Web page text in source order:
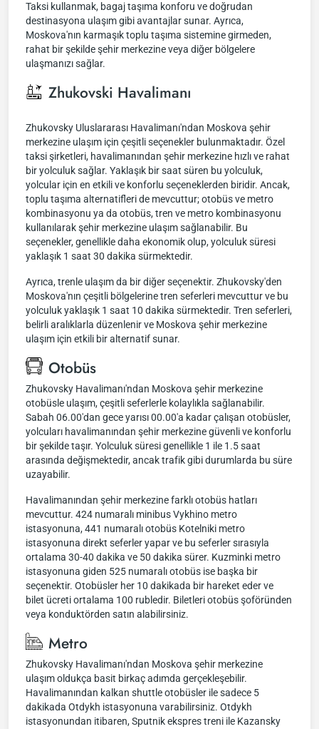
Taksi kullanmak, bagaj taşıma konforu ve doğrudan
destinasyona ulaşım gibi avantajlar sunar. Ayrıca,
Moskova'nın karmaşık toplu taşıma sistemine girmeden,
rahat bir şekilde şehir merkezine veya diğer bölgelere
ulaşmanızı sağlar.
Zhukovski Havalimanı
Zhukovsky Uluslararası Havalimanı'ndan Moskova şehir
merkezine ulaşım için çeşitli seçenekler bulunmaktadır. Özel
taksi şirketleri, havalimanından şehir merkezine hızlı ve rahat
bir yolculuk sağlar. Yaklaşık bir saat süren bu yolculuk,
yolcular için en etkili ve konforlu seçeneklerden biridir. Ancak,
toplu taşıma alternatifleri de mevcuttur; otobüs ve metro
kombinasyonu ya da otobüs, tren ve metro kombinasyonu
kullanılarak şehir merkezine ulaşım sağlanabilir. Bu
seçenekler, genellikle daha ekonomik olup, yolculuk süresi
yaklaşık 1 saat 30 dakika sürmektedir.
Ayrıca, trenle ulaşım da bir diğer seçenektir. Zhukovsky'den
Moskova'nın çeşitli bölgelerine tren seferleri mevcuttur ve bu
yolculuk yaklaşık 1 saat 10 dakika sürmektedir. Tren seferleri,
belirli aralıklarla düzenlenir ve Moskova şehir merkezine
ulaşım için etkili bir alternatif sunar.
Otobüs
Zhukovsky Havalimanı'ndan Moskova şehir merkezine
otobüsle ulaşım, çeşitli seferlerle kolaylıkla sağlanabilir.
Sabah 06.00'dan gece yarısı 00.00'a kadar çalışan otobüsler,
yolcuları havalimanından şehir merkezine güvenli ve konforlu
bir şekilde taşır. Yolculuk süresi genellikle 1 ile 1.5 saat
arasında değişmektedir, ancak trafik gibi durumlarda bu süre
uzayabilir.
Havalimanından şehir merkezine farklı otobüs hatları
mevcuttur. 424 numaralı minibus Vykhino metro
istasyonuna, 441 numaralı otobüs Kotelniki metro
istasyonuna direkt seferler yapar ve bu seferler sırasıyla
ortalama 30-40 dakika ve 50 dakika sürer. Kuzminki metro
istasyonuna giden 525 numaralı otobüs ise başka bir
seçenektir. Otobüsler her 10 dakikada bir hareket eder ve
bilet ücreti ortalama 100 rubledir. Biletleri otobüs şoföründen
veya konduktörden satın alabilirsiniz.
Metro
Zhukovsky Havalimanı'ndan Moskova şehir merkezine
ulaşım oldukça basit birkaç adımda gerçekleşebilir.
Havalimanından kalkan shuttle otobüsler ile sadece 5
dakikada Otdykh istasyonuna varabilirsiniz. Otdykh
istasyonundan itibaren, Sputnik ekspres treni ile Kazansky